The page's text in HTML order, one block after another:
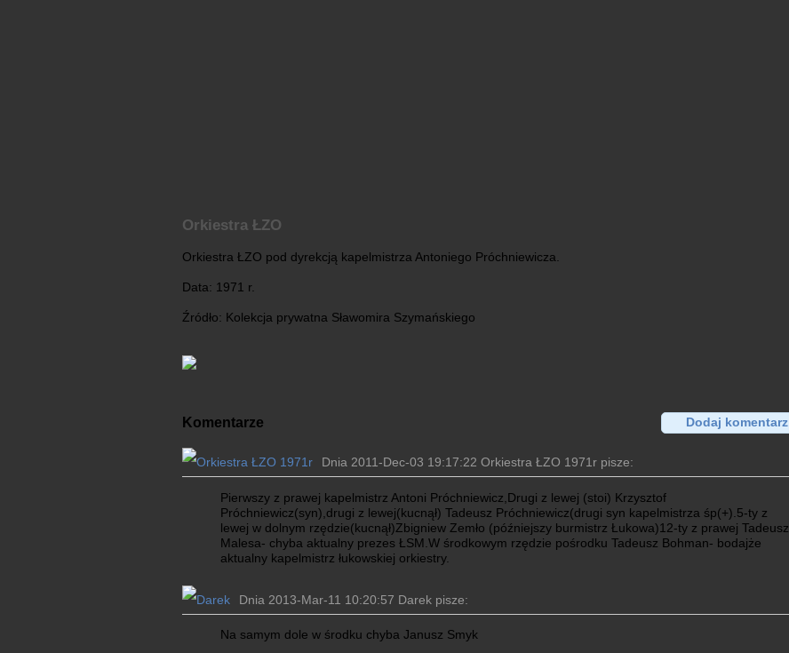
Orkiestra ŁZO
Orkiestra ŁZO pod dyrekcją kapelmistrza Antoniego Próchniewicza.
Data: 1971 r.
Źródło: Kolekcja prywatna Sławomira Szymańskiego
Komentarze Dodaj komentarz
Dnia 2011-Dec-03 19:17:22 Orkiestra ŁZO 1971r pisze:
Pierwszy z prawej kapelmistrz Antoni Próchniewicz,Drugi z lewej (stoi) Krzysztof
Próchniewicz(syn),drugi z lewej(kucnął) Tadeusz Próchniewicz(drugi syn kapelmistrza śp(+).5-ty z
lewej w dolnym rzędzie(kucnął)Zbigniew Zemło (późniejszy burmistrz Łukowa)12-ty z prawej Tadeusz
Malesa- chyba aktualny prezes ŁSM.W środkowym rzędzie pośrodku Tadeusz Bohman- bodajże
aktualny kapelmistrz łukowskiej orkiestry.
Dnia 2013-Mar-11 10:20:57 Darek pisze:
Na samym dole w środku chyba Janusz Smyk